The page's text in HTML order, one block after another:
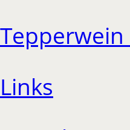
Tepperwein
Links